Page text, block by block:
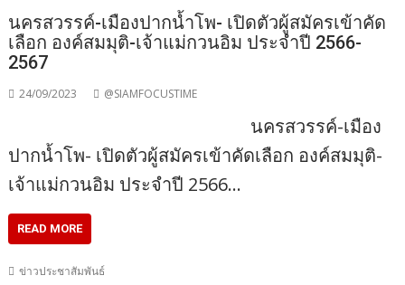
นครสวรรค์-เมืองปากน้ำโพ- เปิดตัวผู้สมัครเข้าคัด
เลือก องค์สมมุติ-เจ้าแม่กวนอิม ประจำปี 2566-
2567
24/09/2023 @SIAMFOCUSTIME
นครสวรรค์-เมือง
ปากน้ำโพ- เปิดตัวผู้สมัครเข้าคัดเลือก องค์สมมุติ-
เจ้าแม่กวนอิม ประจำปี 2566…
READ MORE
ข่าวประชาสัมพันธ์